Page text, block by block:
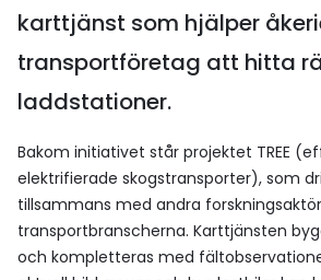
karttjänst som hjälper
transportföretag att hitta
laddstationer.
Bakom initiativet står projektet TREE
elektrifierade skogstransporter), som
tillsammans med andra
transportbranscherna. Karttjänsten
och kompletteras med